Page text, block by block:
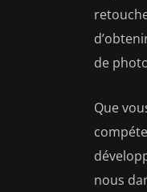
de
Que
nous